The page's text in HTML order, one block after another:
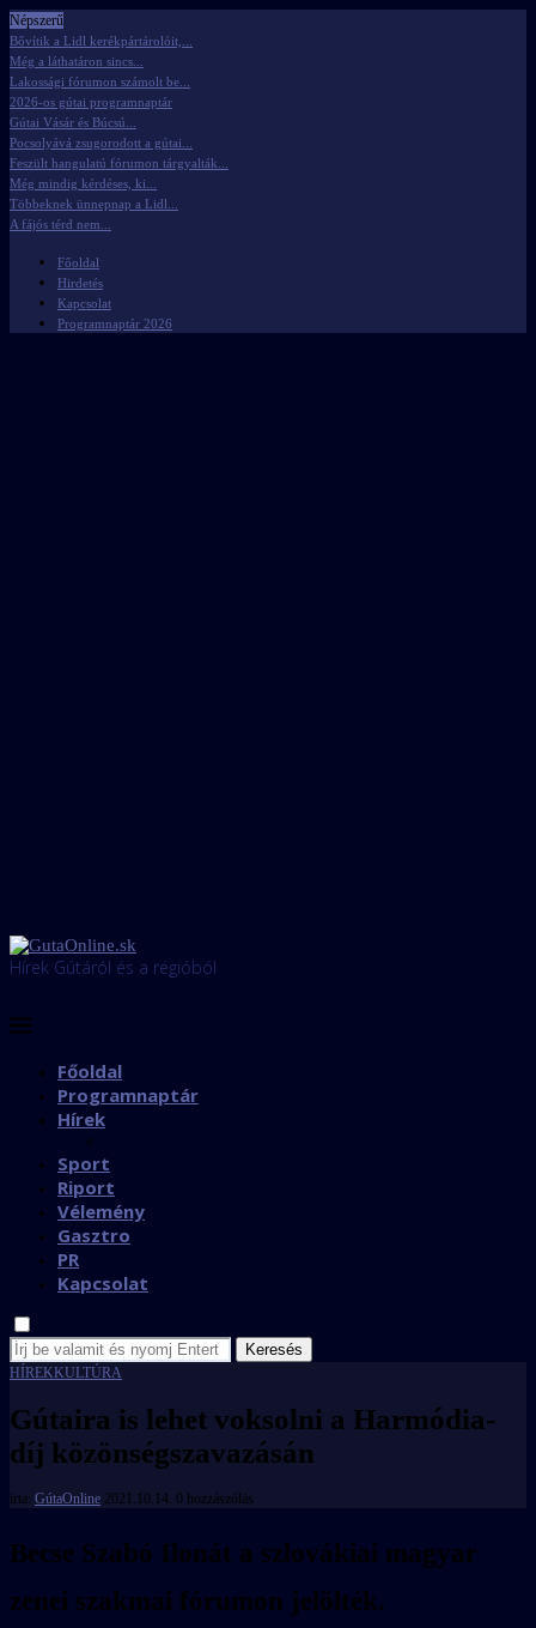
Népszerű
Bővítik a Lidl kerékpártárolóit,...
Még a láthatáron sincs...
Lakossági fórumon számolt be...
2026-os gútai programnaptár
Gútai Vásár és Búcsú...
Pocsolyává zsugorodott a gútai...
Feszült hangulatú fórumon tárgyalták...
Még mindig kérdéses, ki...
Többeknek ünnepnap a Lidl...
A fájós térd nem...
Főoldal
Hirdetés
Kapcsolat
Programnaptár 2026
Hírek Gútáról és a régióból
Főoldal
Programnaptár
Hírek
Sport
Riport
Vélemény
Gasztro
PR
Kapcsolat
Keresés
HÍREKKULTÚRA
Gútaira is lehet voksolni a Harmódia-
díj közönségszavazásán
írta: GútaOnline 2021.10.14. 0 hozzászólás
Becse Szabó Ilonát a szlovákiai magyar
zenei szakmai fórumon jelölték.